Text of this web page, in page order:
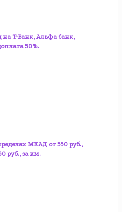
на T-Банк, Альфа банк,
50%.
МКАД от 550 руб.,
руб., за км.